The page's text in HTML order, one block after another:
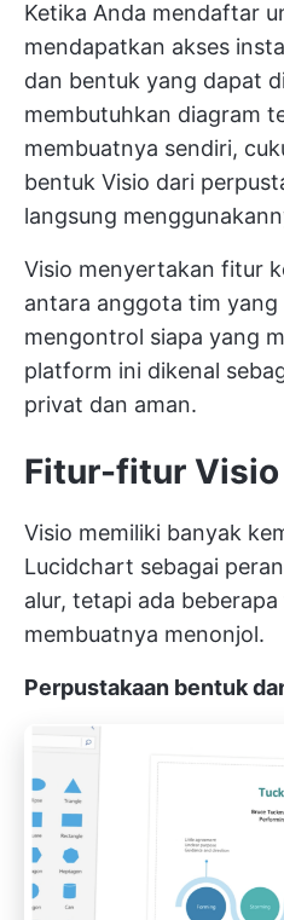
Ketika Anda mendaftar
mendapatkan akses
dan bentuk yang dapat
membutuhkan diagram
membuatnya sendiri,
bentuk Visio dari
langsung
Visio menyertakan fitur
antara anggota tim yang
mengontrol siapa yang
platform ini dikenal
privat dan aman.
Fitur-fitur Visio
Visio memiliki banyak
Lucidchart sebagai
alur, tetapi ada
membuatnya menonjol.
Perpustakaan bentuk